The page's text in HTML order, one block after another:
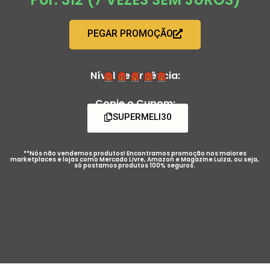
PEGAR PROMOÇÃO
Nível de Urgência:
Copie o Cupom:
SUPERMELI30
**Nós não vendemos produtos! Encontramos promoção nos maiores
marketplaces e lojas como Mercado Livre, Amazon e Magazine Luiza, ou seja,
só postamos produtos 100% seguros.